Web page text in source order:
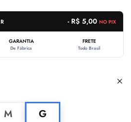
- R$ 5,00 NO PIX
GARANTIA
De Fábrica
FRETE
Todo Brasil
M G